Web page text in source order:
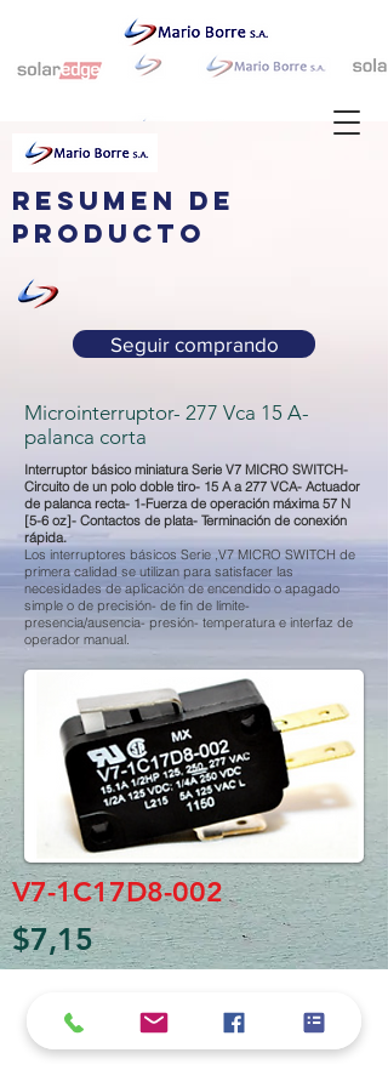
resumen de
producto
Seguir comprando
Microinterruptor- 277 Vca 15 A-
palanca corta
Interruptor básico miniatura Serie V7 MICRO SWITCH-
Circuito de un polo doble tiro- 15 A a 277 VCA- Actuador
de palanca recta- 1-Fuerza de operación máxima 57 N
[5-6 oz]- Contactos de plata- Terminación de conexión
rápida.
Los interruptores básicos Serie ,V7 MICRO SWITCH de
primera calidad se utilizan para satisfacer las
necesidades de aplicación de encendido o apagado
simple o de precisión- de fin de límite-
presencia/ausencia- presión- temperatura e interfaz de
operador manual.
V7-1C17D8-002
$7,15
Política de cookies y privacidad